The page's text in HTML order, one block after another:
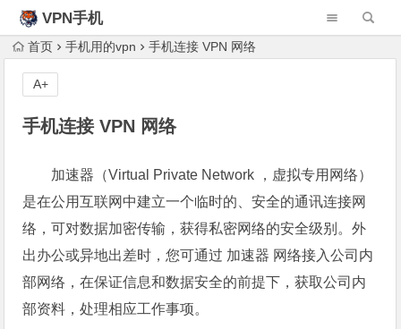
VPN手机
首页 手机用的vpn 手机连接 VPN 网络
手机连接 VPN 网络
A+
加速器（Virtual Private Network ，虚拟专用网络）
是在公用互联网中建立一个临时的、安全的通讯连接网
络，可对数据加密传输，获得私密网络的安全级别。外
出办公或异地出差时，您可通过 加速器 网络接入公司内
部网络，在保证信息和数据安全的前提下，获取公司内
部资料，处理相应工作事项。